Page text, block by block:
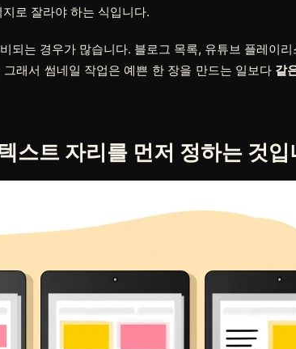
로 잘라야 하는 식입니다.
되는 경우가 많습니다. 블로그 목록, 유튜브 플레이
래서 썸네일 작업은 예쁜 한 장을 만드는 일보다 같
스트 자리를 먼저 정하는 것입